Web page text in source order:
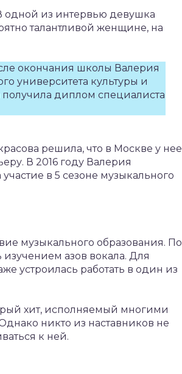
одной из интервью девушка
талантливой женщине, на
окончания школы Валерия
университета культуры и
получила диплом специалиста
решила, что в Москве у нее
В 2016 году Валерия
в 5 сезоне музыкального
музыкального образования. По
азов вокала. Для
устроилась работать в один из
хит, исполняемый многими
никто из наставников не
к ней.